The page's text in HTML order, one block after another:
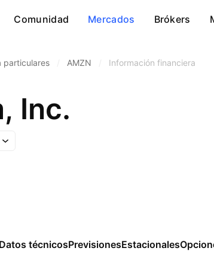
Comunidad Mercados Brókers
particulares AMZN Información financiera
Inc.
Datos técnicosPrevisionesEstacionales